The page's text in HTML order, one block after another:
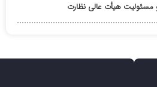
مسئولیت هیأت عالی نظارت